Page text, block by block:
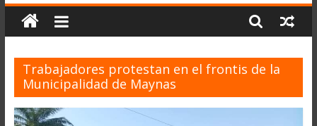
Trabajadores protestan en el frontis de la
Municipalidad de Maynas